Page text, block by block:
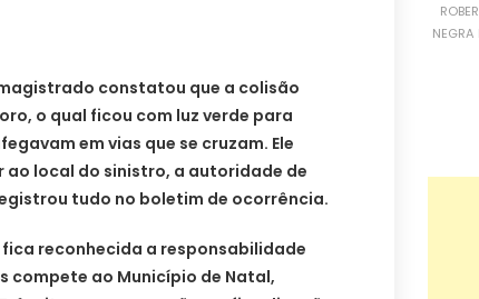
constatou que a colisão
o qual ficou com luz verde para
em vias que se cruzam. Ele
ao local do sinistro, a autoridade de
tudo no boletim de ocorrência.
reconhecida a responsabilidade
compete ao Município de Natal,
NEGRA